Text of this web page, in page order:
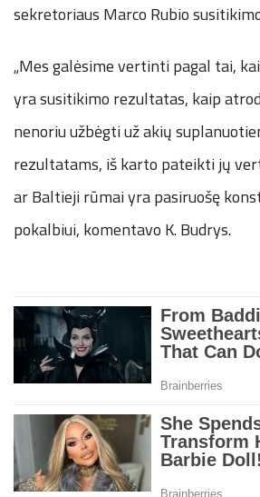
sekretoriaus Marco Rubio
„Mes galėsime vertinti pagal tai,
yra susitikimo rezultatas, kaip
nenoriu užbėgti už akių
rezultatams, iš karto pateikti jų
ar Baltieji rūmai yra pasiruošę
pokalbiui, komentavo K. Budrys.